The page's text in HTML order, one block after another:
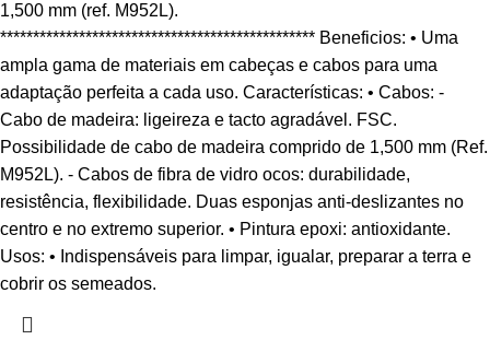
1,500 mm (ref. M952L).
************************************************ Beneficios: • Uma
ampla gama de materiais em cabeças e cabos para uma
adaptação perfeita a cada uso. Características: • Cabos: -
Cabo de madeira: ligeireza e tacto agradável. FSC.
Possibilidade de cabo de madeira comprido de 1,500 mm (Ref.
M952L). - Cabos de fibra de vidro ocos: durabilidade,
resistência, flexibilidade. Duas esponjas anti-deslizantes no
centro e no extremo superior. • Pintura epoxi: antioxidante.
Usos: • Indispensáveis para limpar, igualar, preparar a terra e
cobrir os semeados.